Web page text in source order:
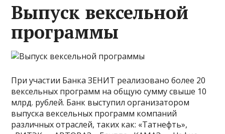
Выпуск вексельной
программы
При участии Банка ЗЕНИТ реализовано более 20
вексельных программ на общую сумму свыше 10
млрд. рублей. Банк выступил организатором
выпуска вексельных программ компаний
различных отраслей, таких как: «Татнефть»,